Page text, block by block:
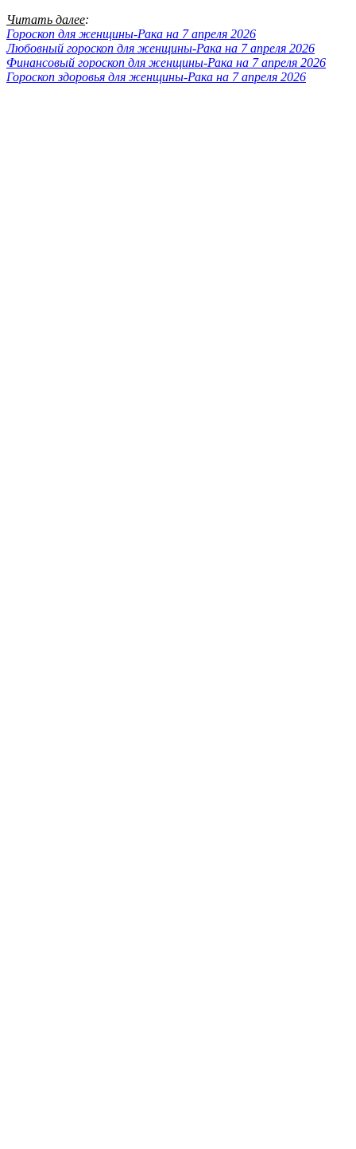
Читать далее:
Гороскоп для женщины-Рака на 7 апреля 2026
Любовный гороскоп для женщины-Рака на 7 апреля 2026
Финансовый гороскоп для женщины-Рака на 7 апреля 2026
Гороскоп здоровья для женщины-Рака на 7 апреля 2026